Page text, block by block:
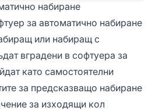
набиране
за автоматично набиране
или набиращ с
вградени в софтуера за
като самостоятелни
за предсказващо набиране
за изходящи кол